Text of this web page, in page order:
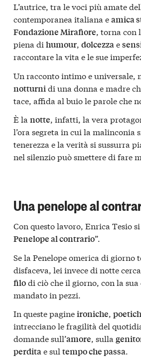
L’autrice, tra le voci più amate
contemporanea italiana eamica
Fondazione Mirafiore, torna con
piena di humour, dolcezzae
raccontare la vita e le sue
Un racconto intimo e universale,
notturnidi una donna e madre
tace, affida al buio le parole che
È la notte, infatti, la vera
l’ora segreta in cui la malinconia
tenerezza e la verità si sussurra
nel silenzio può smettere di fare
Una penelope al
Con questo lavoro, Enrica Tesio
Penelope al contrario”.
Se la Penelope omerica di giorno
disfaceva, lei invece di notte
filodi ciò che il giorno, con la sua
mandato in pezzi.
In queste pagineironiche,
intrecciano le fragilità del
domande sull’amore, sulla
perditae sul tempo che passa.